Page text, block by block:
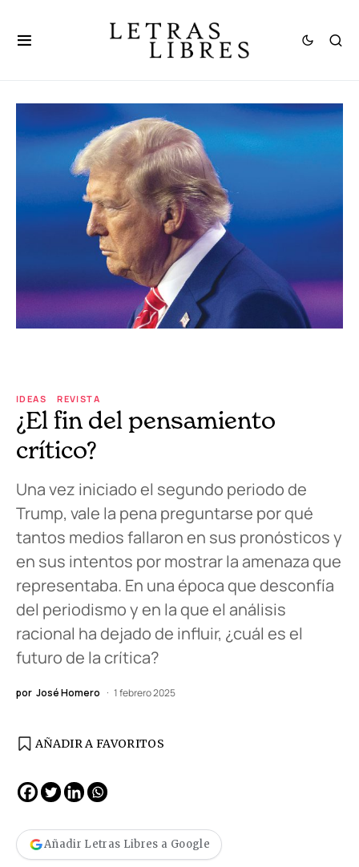
IDEAS REVISTA
¿El fin del pensamiento
crítico?
Una vez iniciado el segundo periodo de
Trump, vale la pena preguntarse por qué
tantos medios fallaron en sus pronósticos y
en sus intentos por mostrar la amenaza que
representaba. En una época que desconfía
del periodismo y en la que el análisis
racional ha dejado de influir, ¿cuál es el
futuro de la crítica?
por José Homero 1 febrero 2025
AÑADIR A FAVORITOS
Añadir Letras Libres a Google